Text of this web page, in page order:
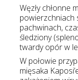
Węzły chłonne
powierzchniach
pachwinach,
śledziony
twardy opór w
W połowie
mięsaka